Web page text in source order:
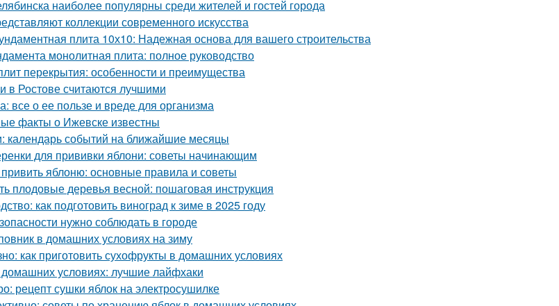
наиболее популярны среди жителей и гостей города
коллекции современного искусства
плита 10х10: Надежная основа для вашего строительства
монолитная плита: полное руководство
перекрытия: особенности и преимущества
в Ростове считаются лучшими
все о ее пользе и вреде для организма
факты о Ижевске известны
календарь событий на ближайшие месяцы
для прививки яблони: советы начинающим
яблоню: основные правила и советы
плодовые деревья весной: пошаговая инструкция
как подготовить виноград к зиме в 2025 году
нужно соблюдать в городе
в домашних условиях на зиму
как приготовить сухофрукты в домашних условиях
условиях: лучшие лайфхаки
рецепт сушки яблок на электросушилке